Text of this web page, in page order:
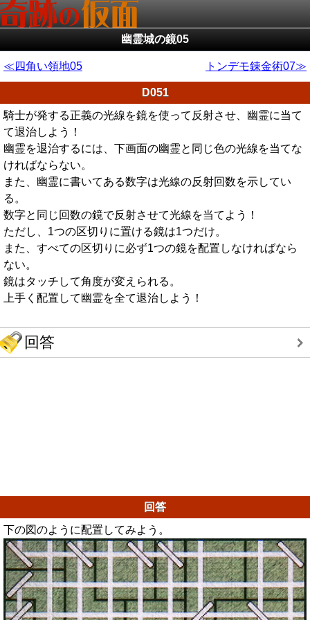
幽霊城の鏡05
四角い領地05 トンデモ錬金術07
D051
騎士が発する正義の光線を鏡を使って反射させ、幽霊に当て
て退治しよう！
幽霊を退治するには、下画面の幽霊と同じ色の光線を当てな
ければならない。
また、幽霊に書いてある数字は光線の反射回数を示してい
る。
数字と同じ回数の鏡で反射させて光線を当てよう！
ただし、1つの区切りに置ける鏡は1つだけ。
また、すべての区切りに必ず1つの鏡を配置しなければなら
ない。
鏡はタッチして角度が変えられる。
上手く配置して幽霊を全て退治しよう！
回答
回答
下の図のように配置してみよう。